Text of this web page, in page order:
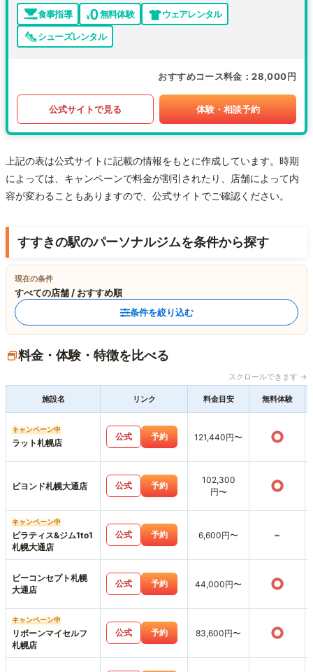
食事指導 無料体験
ウェアレンタル
シューズレンタル
おすすめコース料金 28,000円
公式サイトで見る 体験・相談予約
上記の表は公式サイトに記載の情報をもとに作成しています。時期
によっては、キャンペーンで料金が割引されたり、店舗によって内
容が変わることもありますので、公式サイトでご確認ください。
すすきの駅のパーソナルジムを条件から探す
現在の条件
すべての店舗 / おすすめ順
条件を絞り込む
料金・体験・特徴を比べる
スクロールできます →
施設名 リンク 料金目安 無料体験
キャンペーン中
ラット札幌店
公式 予約 121,440円〜 ○
ビヨンド札幌大通店 公式 予約
102,300
円〜
○
キャンペーン中
ピラティス&ジム1to1
札幌大通店
公式 予約 6,600円〜 -
ビーコンセプト札幌
大通店
公式 予約 44,000円〜 ○
キャンペーン中
リボーンマイセルフ
札幌店
公式 予約 83,600円〜 ○